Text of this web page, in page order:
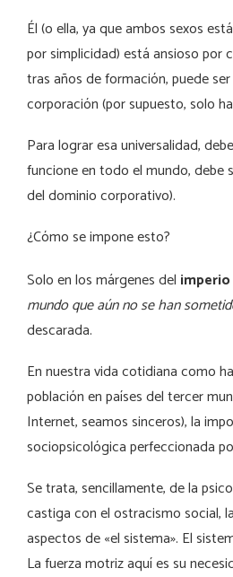
Él (o ella, ya que ambos sexos
por simplicidad) está ansioso por
tras años de formación, puede
corporación (por supuesto, solo
Para lograr esa universalidad,
funcione en todo el mundo, debe
del dominio corporativo).
¿Cómo se impone esto?
Solo en los márgenes del imperio
mundo que aún no se han
descarada.
En nuestra vida cotidiana como
población en países del tercer
Internet, seamos sinceros), la
sociopsicológica perfeccionada
Se trata, sencillamente, de la
castiga con el ostracismo social,
aspectos de «el sistema». El
La fuerza motriz aquí es su